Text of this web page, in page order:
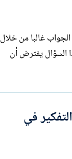
غالبا من خلال
كم دُمّر؟ من سيطر على الأرض؟ ومن خسرها؟ غير أن هذا السؤال يفترض أن
في